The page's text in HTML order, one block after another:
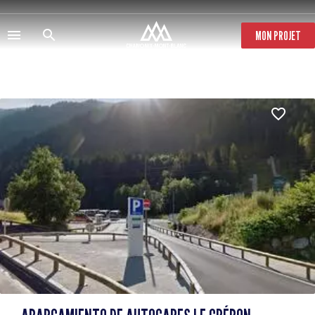
Pasar
al
contenido
principal
MON PROJET